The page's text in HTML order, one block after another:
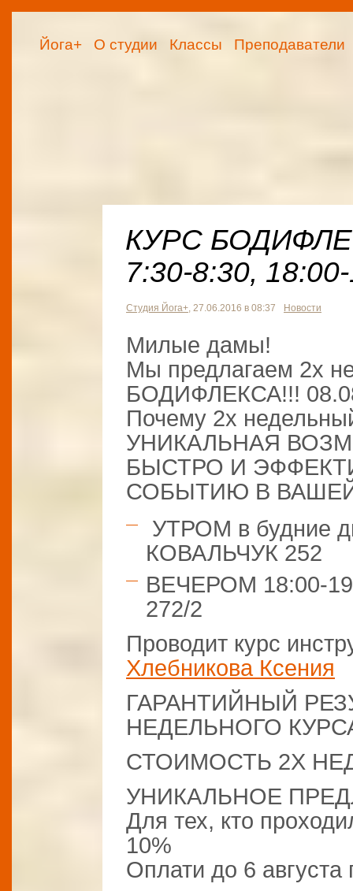
Йога+ О студии Классы Преподаватели
КУРС
7:30-8:30,
Студия Йога+ , 27.06.2016 в 08:37 Новости
Милые дамы!
Мы предлагаем 2х
БОДИФЛЕКСА!!!
Почему 2х
УНИКАЛЬНАЯ
БЫСТРО И
СОБЫТИЮ В
УТРОМ в будние
КОВАЛЬЧУК 252
ВЕЧЕРОМ 18:00-
272/2
Проводит курс
Хлебникова Ксения
ГАРАНТИЙНЫЙ
НЕДЕЛЬНОГО
СТОИМОСТЬ 2Х
УНИКАЛЬНОЕ
Для тех, кто
10%
Оплати до 6 августа